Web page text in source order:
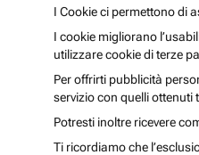
I Cookie ci permettono di
I cookie migliorano
utilizzare cookie di terze
Per offrirti pubblicità
servizio con quelli
Potresti inoltre ricevere
Ti ricordiamo che